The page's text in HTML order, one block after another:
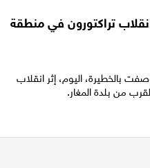
إثر انقلاب تراكتورون في منطقة
نحو (75 عامًا) بجراح وصفت بالخطيرة، اليوم، إثر انقلاب
من بلدة المغار.